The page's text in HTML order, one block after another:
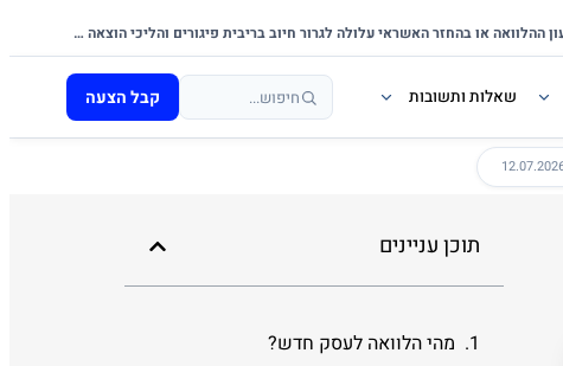
אי-עמידה בפירעון ההלוואה או בהחזר האשראי עלולה לגרור חיוב בריבית פיגורים והליכי הוצאה לפועל.
שאלות ותשובות קבל הצעה
תוכן עניינים
מהי הלוואה לעסק חדש?